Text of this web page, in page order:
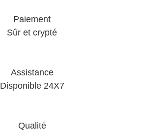
Paiement
Sûr et crypté
Assistance
Disponible 24X7
Qualité